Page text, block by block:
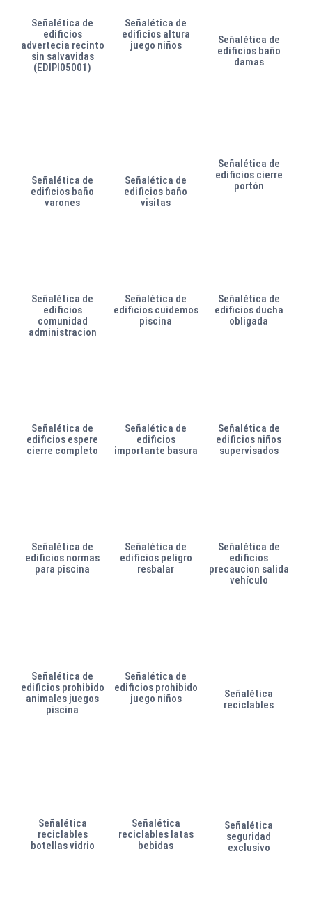
Señalética de
edificios
advertecia recinto
sin salvavidas
(EDIPI05001)
Señalética de
edificios altura
juego niños
Señalética de
edificios baño
damas
Señalética de
edificios baño
varones
Señalética de
edificios baño
visitas
Señalética de
edificios cierre
portón
Señalética de
edificios
comunidad
administracion
Señalética de
edificios cuidemos
piscina
Señalética de
edificios ducha
obligada
Señalética de
edificios espere
cierre completo
Señalética de
edificios
importante basura
Señalética de
edificios niños
supervisados
Señalética de
edificios normas
para piscina
Señalética de
edificios peligro
resbalar
Señalética de
edificios
precaucion salida
vehículo
Señalética de
edificios prohibido
animales juegos
piscina
Señalética de
edificios prohibido
juego niños
Señalética
reciclables
Señalética
reciclables
botellas vidrio
Señalética
reciclables latas
bebidas
Señalética
seguridad
exclusivo